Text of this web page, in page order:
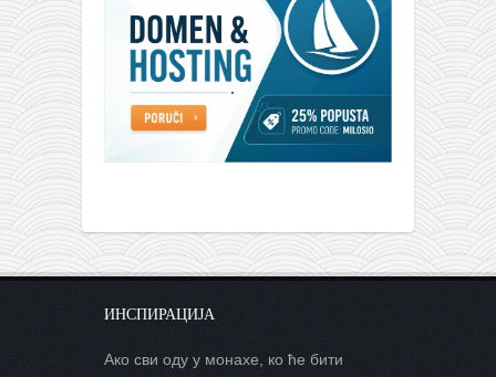
ИНСПИРАЦИЈА
Ако сви оду у монахе, ко ће бити